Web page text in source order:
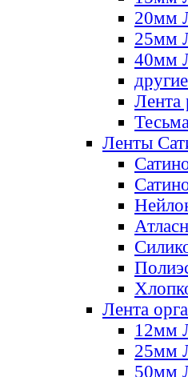
20мм
25мм
40мм
Лента
Ленты
Лента
12мм
25мм
50мм